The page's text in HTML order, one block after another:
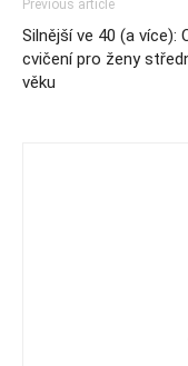
Previous article
Silnější ve 40 (a více):
cvičení pro ženy
věku